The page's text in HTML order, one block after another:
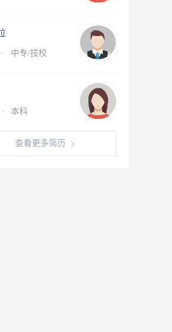
· 中专/技校
· 本科
查看更多简历